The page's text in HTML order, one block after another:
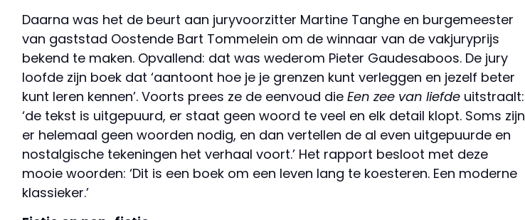
Daarna was het de beurt aan juryvoorzitter Martine Tanghe en burgemeester
van gaststad Oostende Bart Tommelein om de winnaar van de vakjuryprijs
bekend te maken. Opvallend: dat was wederom Pieter Gaudesaboos. De jury
loofde zijn boek dat ‘aantoont hoe je je grenzen kunt verleggen en jezelf beter
kunt leren kennen’. Voorts prees ze de eenvoud die Een zee van liefde uitstraalt:
‘de tekst is uitgepuurd, er staat geen woord te veel en elk detail klopt. Soms zijn
er helemaal geen woorden nodig, en dan vertellen de al even uitgepuurde en
nostalgische tekeningen het verhaal voort.’ Het rapport besloot met deze
mooie woorden: ‘Dit is een boek om een leven lang te koesteren. Een moderne
klassieker.’